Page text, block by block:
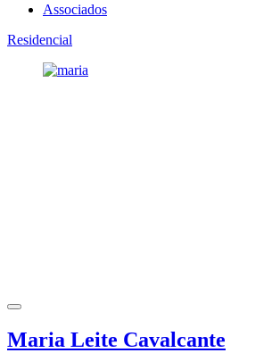
Associados
Residencial
Maria Leite Cavalcante